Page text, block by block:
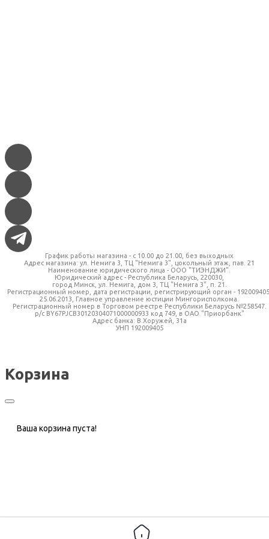
График работы магазина - c 10.00 до 21.00, без выходных
Адрес магазина: ул. Немига 3, ТЦ "Немига 3", цокольный этаж, пав. 21
Наименование юридического лица - ООО "ТИЭНДЖИ".
Юридический адрес - Республика Беларусь, 220030,
город Минск, ул. Немига, дом 3, ТЦ "Немига 3", п. 21.
Регистрационный номер, дата регистрации, регистрирующий орган -
25.06.2013, Главное управление юстиции Мингорисполкома.
Регистрационный номер в Торговом реестре Республики Беларусь №258547.
р/с BY67PJCB30120304071000000933 код 749, в ОАО "Приорбанк"
Адрес банка: В.Хоружей, 31а
УНП 192009405
Корзина
Ваша корзина пуста!